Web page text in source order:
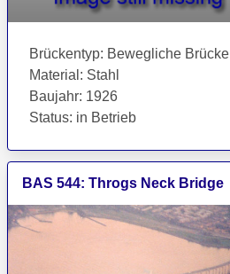
Brückentyp: Bewegliche Brücke
Material : Stahl
Baujahr: 1926
Status: in Betrieb
BAS 544: Throgs Neck Bridge